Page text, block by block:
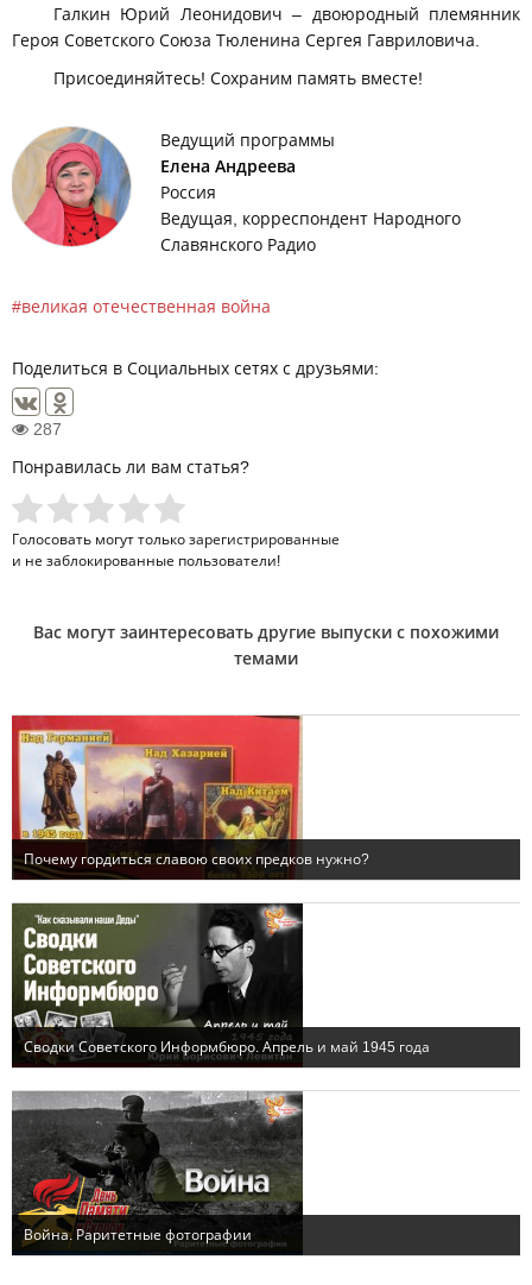
Галкин Юрий Леонидович – двоюродный племянник
Героя Советского Союза Тюленина Сергея Гавриловича.
Присоединяйтесь! Сохраним память вместе!
Ведущий программы
Елена Андреева
Россия
Ведущая, корреспондент Народного
Славянского Радио
великая отечественная война
Поделиться в Социальных сетях с друзьями:
287
Понравилась ли вам статья?
Голосовать могут только зарегистрированные
и не заблокированные пользователи!
Вас могут заинтересовать другие выпуски с похожими
темами